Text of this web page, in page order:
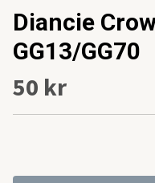
Diancie
GG13/GG70
50 kr